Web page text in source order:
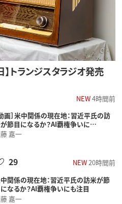
】トランジスタラジオ発売
NEW4時間前
画］米中関係の現在地：習近平氏の訪
節目になるか？AI覇権争いに…
嘉一
NEW20時間前
29
関係の現在地：習近平氏の訪米が節
なるか？AI覇権争いにも注目
嘉一